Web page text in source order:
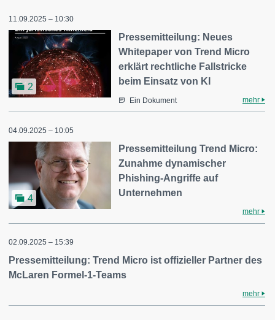
11.09.2025 – 10:30
2
Pressemitteilung: Neues
Whitepaper von Trend Micro
erklärt rechtliche Fallstricke
beim Einsatz von KI
Ein Dokument mehr
04.09.2025 – 10:05
4
Pressemitteilung Trend Micro:
Zunahme dynamischer
Phishing-Angriffe auf
Unternehmen
mehr
02.09.2025 – 15:39
Pressemitteilung: Trend Micro ist offizieller Partner des
McLaren Formel-1-Teams
mehr